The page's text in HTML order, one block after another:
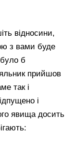
відносини,
з вами буде
б
прийшов
так і
і
явища досить